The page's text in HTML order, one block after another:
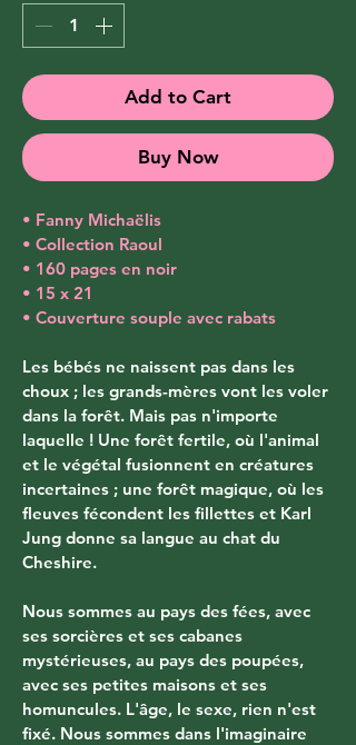
Add to Cart
Buy Now
• Fanny Michaëlis
• Collection Raoul
• 160 pages en noir
• 15 x 21
• Couverture souple avec rabats
Les bébés ne naissent pas dans les
choux ; les grands-mères vont les voler
dans la forêt. Mais pas n'importe
laquelle ! Une forêt fertile, où l'animal
et le végétal fusionnent en créatures
incertaines ; une forêt magique, où les
fleuves fécondent les fillettes et Karl
Jung donne sa langue au chat du
Cheshire.
Nous sommes au pays des fées, avec
ses sorcières et ses cabanes
mystérieuses, au pays des poupées,
avec ses petites maisons et ses
homuncules. L'âge, le sexe, rien n'est
fixé. Nous sommes dans l'imaginaire